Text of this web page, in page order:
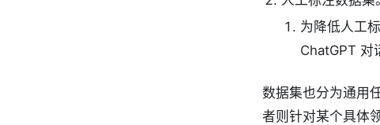
为降低人工
ChatGPT 对
数据集也分为通用
者则针对某个具体